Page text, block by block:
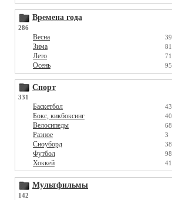
Времена года
286
Весна 39
Зима 81
Лето 71
Осень 95
Спорт
331
Баскетбол 43
Бокс, кикбоксинг 40
Велосипеды 68
Разное 3
Сноуборд 38
Футбол 98
Хоккей 41
Мультфильмы
142